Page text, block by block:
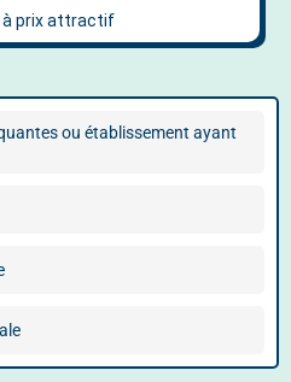
ou établissement ayant